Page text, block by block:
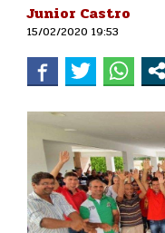
Junior Castro
15/02/2020 19:53